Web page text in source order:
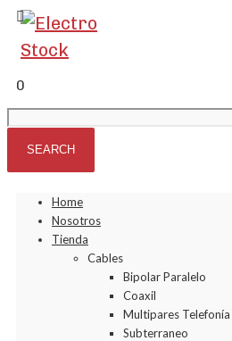
0
Home
Nosotros
Tienda
Cables
Bipolar Paralelo
Coaxil
Multipares
Subterraneo